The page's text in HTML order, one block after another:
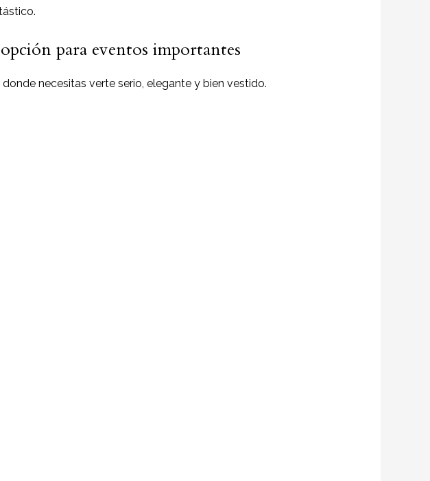
para eventos importantes
necesitas verte serio, elegante y bien vestido.